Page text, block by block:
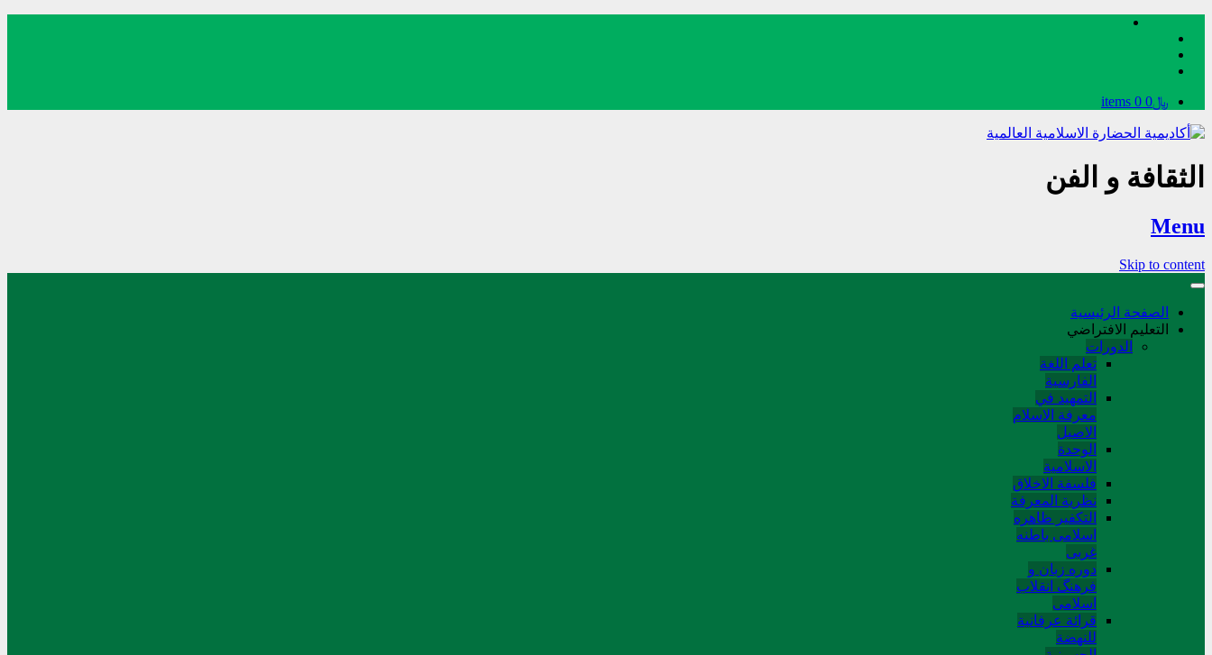
﷼0 0 items
الثقافة و الفن
Menu
Skip to content
الصفحة الرئيسية
التعليم الافتراضي
الدورات
تعلم اللغة
الفارسیة
التمهید في
معرفة الاسلام
الاصیل
الوحدة
الاسلامیة
فلسفة الاخلاق
نظریة المعرفة
التکفیر ظاهره
اسلامی باطنه
غربی
دوره زبان و
فرهنگ انقلاب
اسلامی
قرائة عرفانیة
للنهضة